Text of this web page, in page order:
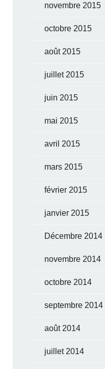
novembre 2015
octobre 2015
août 2015
juillet 2015
juin 2015
mai 2015
avril 2015
mars 2015
février 2015
janvier 2015
Décembre 2014
novembre 2014
octobre 2014
septembre 2014
août 2014
juillet 2014